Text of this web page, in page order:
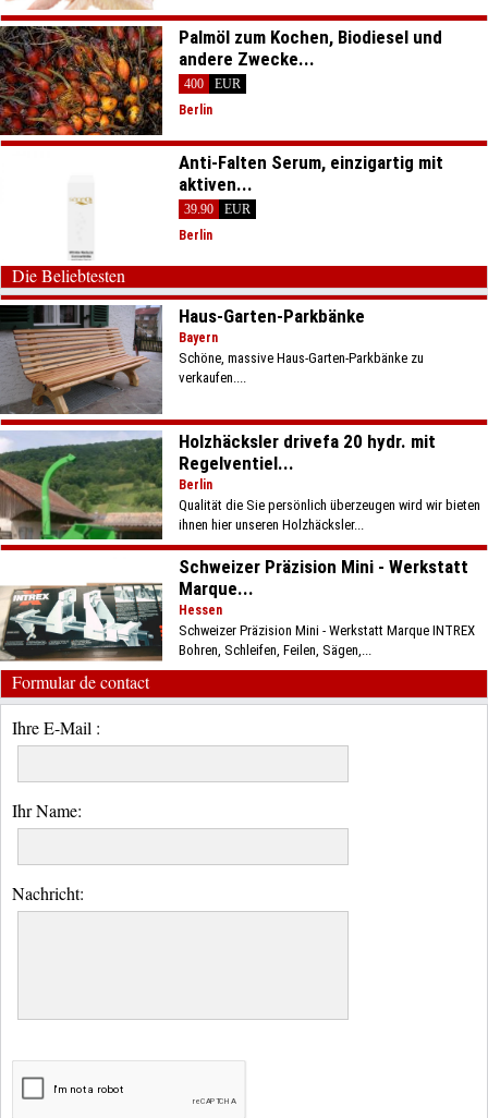
Palmöl zum Kochen, Biodiesel und
andere Zwecke...
400
EUR
Berlin
Anti-Falten Serum, einzigartig mit
aktiven...
39.90
EUR
Berlin
Die Beliebtesten
Haus-Garten-Parkbänke
Bayern
Schöne, massive Haus-Garten-Parkbänke zu
verkaufen....
Holzhäcksler drivefa 20 hydr. mit
Regelventiel...
Berlin
Qualität die Sie persönlich überzeugen wird wir bieten
ihnen hier unseren Holzhäcksler...
Schweizer Präzision Mini - Werkstatt
Marque...
Hessen
Schweizer Präzision Mini - Werkstatt Marque INTREX
Bohren, Schleifen, Feilen, Sägen,...
Formular de contact
Ihre E-Mail :
Ihr Name:
Nachricht: